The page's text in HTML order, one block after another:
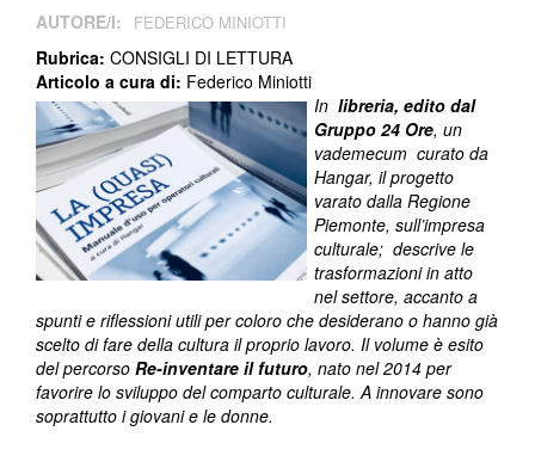
AUTORE/I: FEDERICO MINIOTTI
Rubrica: CONSIGLI DI LETTURA
Articolo a cura di: Federico Miniotti
In libreria, edito dal
Gruppo 24 Ore, un
vademecum curato da
Hangar, il progetto
varato dalla Regione
Piemonte, sull’impresa
culturale; descrive le
trasformazioni in atto
nel settore, accanto a
spunti e riflessioni utili per coloro che desiderano o hanno già
scelto di fare della cultura il proprio lavoro. Il volume è esito
del percorso Re-inventare il futuro, nato nel 2014 per
favorire lo sviluppo del comparto culturale. A innovare sono
soprattutto i giovani e le donne.